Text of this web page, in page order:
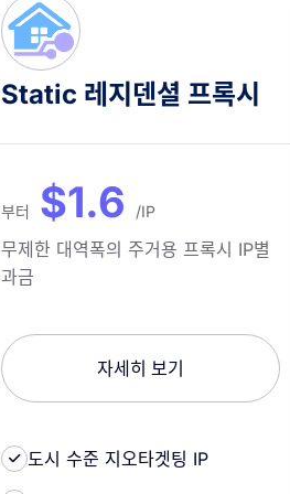
Static 레지덴셜 프록시
부터 $1.6 /IP
무제한 대역폭의 주거용 프록시 IP별
과금
자세히 보기
도시 수준 지오타겟팅 IP